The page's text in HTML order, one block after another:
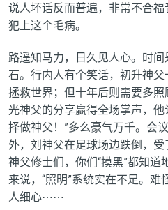
说人坏话反而普遍，非常不合
犯上这个毛病。
路遥知马力，日久见人心。时
石。行内人有个笑话，初升神
拯救世界；但十年后则需要多
光神父的分享赢得全场掌声，
择做神父！”多么豪气万千。会
外，刘神父在足球场边跌倒，
神父修士们，你们“摸黑”都知道
来说，“照明”系统实在不足。
人细心⋯⋯